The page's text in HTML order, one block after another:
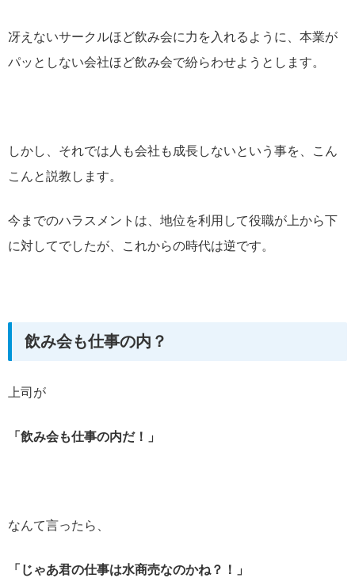
冴えないサークルほど飲み会に力を入れるように、本業が
パッとしない会社ほど飲み会で紛らわせようとします。
しかし、それでは人も会社も成長しないという事を、こん
こんと説教します。
今までのハラスメントは、地位を利用して役職が上から下
に対してでしたが、これからの時代は逆です。
飲み会も仕事の内？
上司が
「飲み会も仕事の内だ！」
なんて言ったら、
「じゃあ君の仕事は水商売なのかね？！」